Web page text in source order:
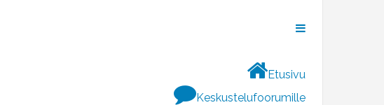
Etusivu
Keskustelufoorumille